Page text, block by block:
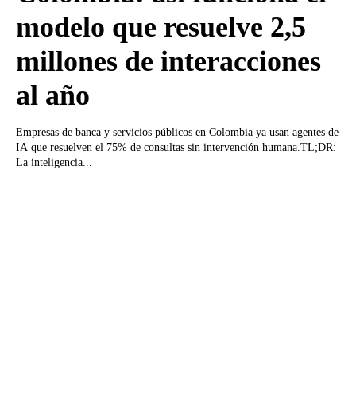
modelo que resuelve 2,5
millones de interacciones
al año
Empresas de banca y servicios públicos en Colombia ya usan agentes de
IA que resuelven el 75% de consultas sin intervención humana.TL;DR:
La inteligencia...